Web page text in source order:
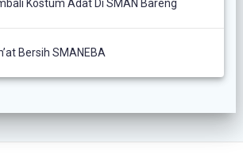
Kostum Adat Di SMAN Bareng
Bersih SMANEBA